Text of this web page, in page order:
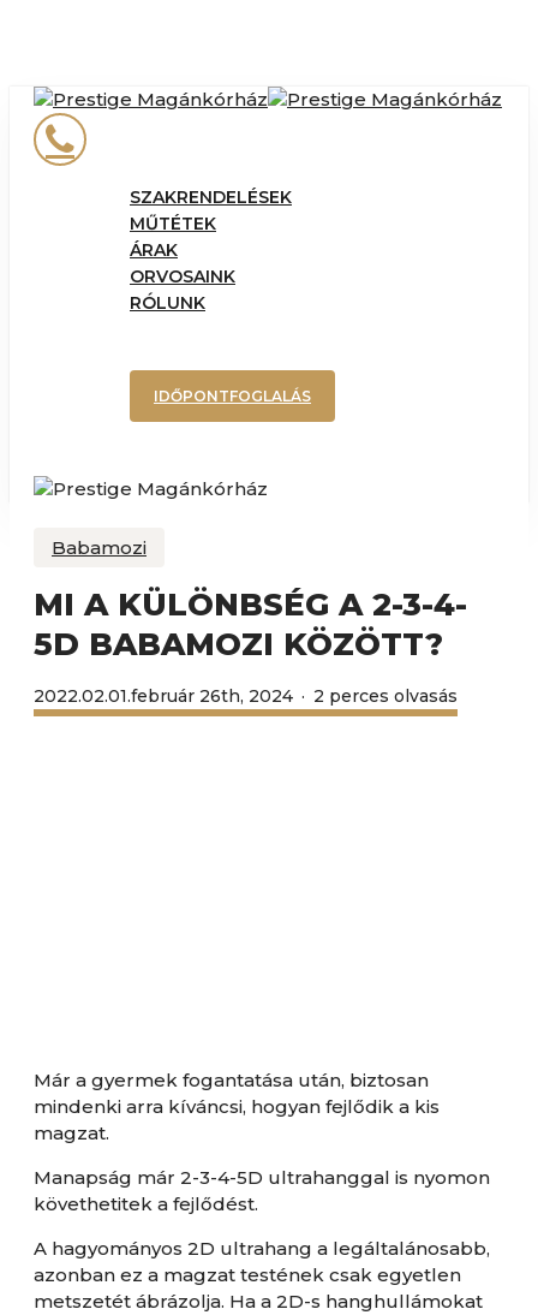
content
phone
SZAKRENDELÉSEK
MŰTÉTEK
ÁRAK
ORVOSAINK
RÓLUNK
IDŐPONTFOGLALÁS
Babamozi
MI A KÜLÖNBSÉG A 2-3-4-
5D BABAMOZI KÖZÖTT?
2022.02.01.február 26th, 2024 2 perces olvasás
Már a gyermek fogantatása után, biztosan
mindenki arra kíváncsi, hogyan fejlődik a kis
magzat.
Manapság már 2-3-4-5D ultrahanggal is nyomon
követhetitek a fejlődést.
A hagyományos 2D ultrahang a legáltalánosabb,
azonban ez a magzat testének csak egyetlen
metszetét ábrázolja. Ha a 2D-s hanghullámokat